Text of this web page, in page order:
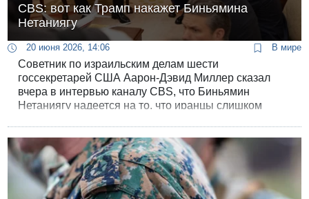
CBS: вот как Трамп накажет Биньямина
Нетаниягу
20 июня 2026, 14:06 В мире
Советник по израильским делам шести
госсекретарей США Аарон-Дэвид Миллер сказал
вчера в интервью каналу CBS, что Биньямин
Нетаниягу надеется на то, что иранцы слишком